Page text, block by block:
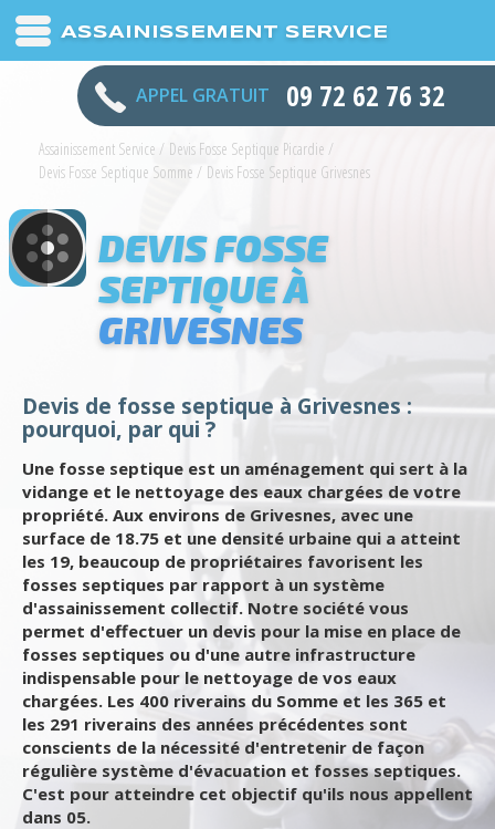
ASSAINISSEMENT SERVICE
APPEL GRATUIT 09 72 62 76 32
Assainissement Service / Devis Fosse Septique Picardie /
Devis Fosse Septique Somme / Devis Fosse Septique Grivesnes
DEVIS FOSSE
SEPTIQUE À
GRIVESNES
Devis de fosse septique à Grivesnes :
pourquoi, par qui ?
Une fosse septique est un aménagement qui sert à la
vidange et le nettoyage des eaux chargées de votre
propriété. Aux environs de Grivesnes, avec une
surface de 18.75 et une densité urbaine qui a atteint
les 19, beaucoup de propriétaires favorisent les
fosses septiques par rapport à un système
d'assainissement collectif. Notre société vous
permet d'effectuer un devis pour la mise en place de
fosses septiques ou d'une autre infrastructure
indispensable pour le nettoyage de vos eaux
chargées. Les 400 riverains du Somme et les 365 et
les 291 riverains des années précédentes sont
conscients de la nécessité d'entretenir de façon
régulière système d'évacuation et fosses septiques.
C'est pour atteindre cet objectif qu'ils nous appellent
dans 05.